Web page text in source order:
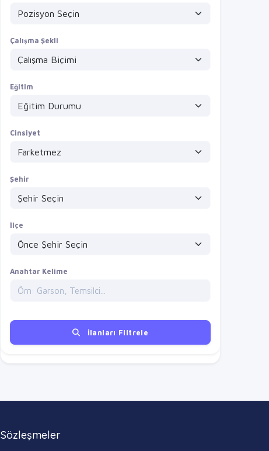
Detayları Gör
Çalışma Şekli
Eğitim
Cinsiyet
Şehir
İlçe
Anahtar Kelime
İlanları Filtrele
Sözleşmeler